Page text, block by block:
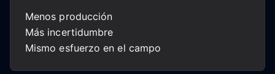
Menos producción
Más incertidumbre
Mismo esfuerzo en el campo